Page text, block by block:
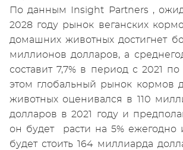
По данным Insight Partners ,
2028 году рынок веганских
домашних животных достигнет
миллионов долларов, а
составит 7,7% в период с 2021
этом глобальный рынок кормов
животных оценивался в 110
долларов в 2021 году и
он будет расти на 5% ежегодно
будет стоить 164 миллиарда